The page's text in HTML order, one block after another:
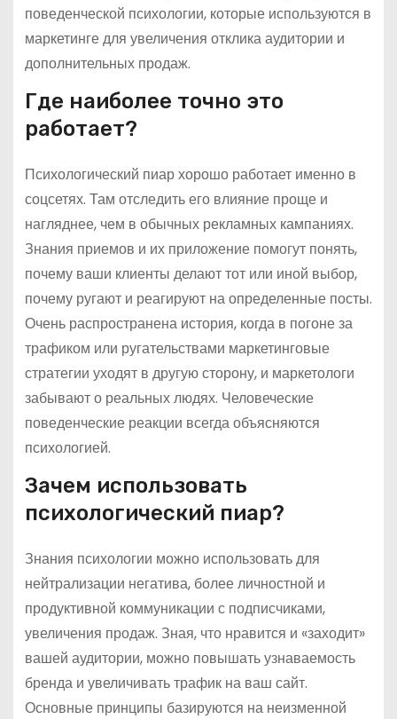
поведенческой психологии, которые используются в
маркетинге для увеличения отклика аудитории и
дополнительных продаж.
Где наиболее точно это
работает?
Психологический пиар хорошо работает именно в
соцсетях. Там отследить его влияние проще и
нагляднее, чем в обычных рекламных кампаниях.
Знания приемов и их приложение помогут понять,
почему ваши клиенты делают тот или иной выбор,
почему ругают и реагируют на определенные посты.
Очень распространена история, когда в погоне за
трафиком или ругательствами маркетинговые
стратегии уходят в другую сторону, и маркетологи
забывают о реальных людях. Человеческие
поведенческие реакции всегда объясняются
психологией.
Зачем использовать
психологический пиар?
Знания психологии можно использовать для
нейтрализации негатива, более личностной и
продуктивной коммуникации с подписчиками,
увеличения продаж. Зная, что нравится и «заходит»
вашей аудитории, можно повышать узнаваемость
бренда и увеличивать трафик на ваш сайт.
Основные принципы базируются на неизменной